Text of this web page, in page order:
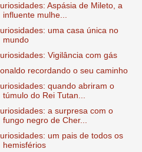
Aspásia de Mileto, a
influente mulhe...
uma casa única no
mundo
Vigilância com gás
recordando o seu caminho
quando abriram o
túmulo do Rei Tutan...
a surpresa com o
fungo negro de Cher...
um pais de todos os
hemisférios